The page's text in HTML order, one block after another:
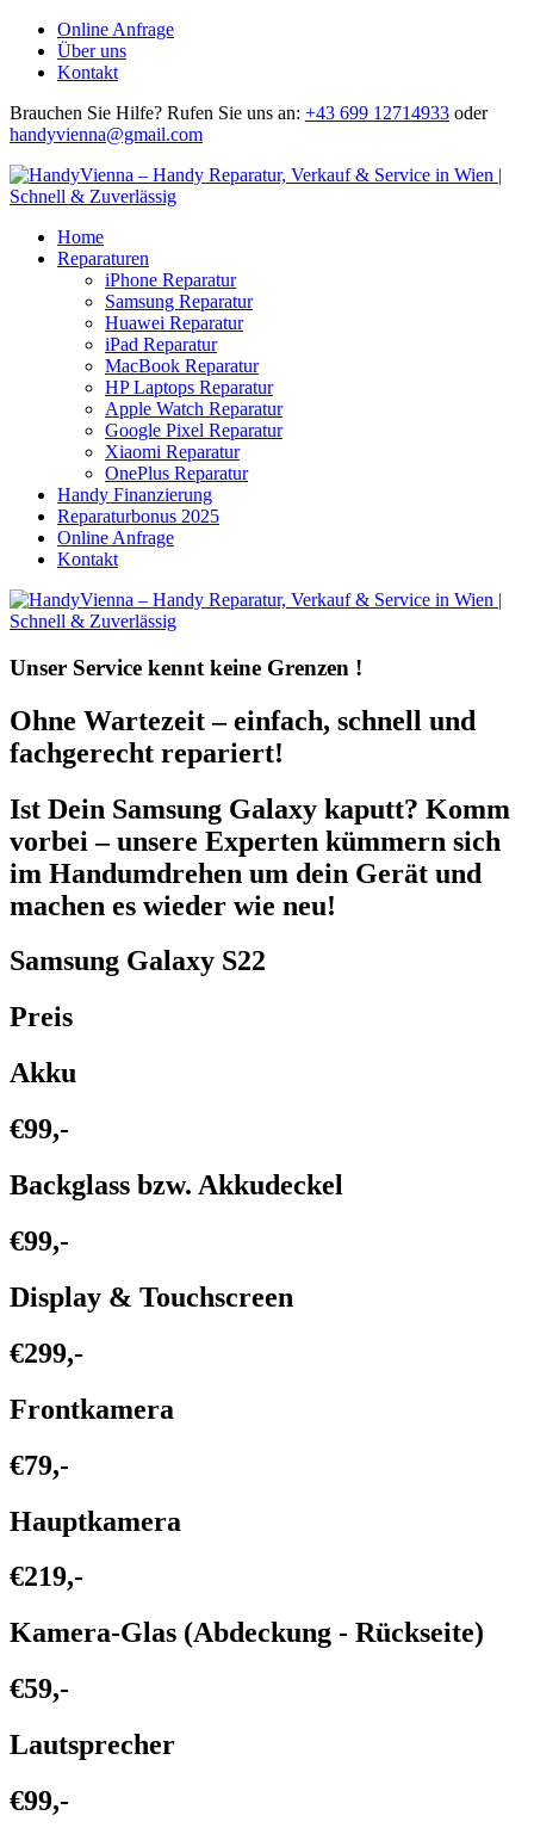
Online Anfrage
Über uns
Kontakt
Brauchen Sie Hilfe? Rufen Sie uns an: +43 699 12714933 oder
handyvienna@gmail.com
Home
Reparaturen
iPhone Reparatur
Samsung Reparatur
Huawei Reparatur
iPad Reparatur
MacBook Reparatur
HP Laptops Reparatur
Apple Watch Reparatur
Google Pixel Reparatur
Xiaomi Reparatur
OnePlus Reparatur
Handy Finanzierung
Reparaturbonus 2025
Online Anfrage
Kontakt
Unser Service kennt keine Grenzen !
Ohne Wartezeit – einfach, schnell und
fachgerecht repariert!
Ist Dein Samsung Galaxy kaputt? Komm
vorbei – unsere Experten kümmern sich
im Handumdrehen um dein Gerät und
machen es wieder wie neu!
Samsung Galaxy S22
Preis
Akku
€99,-
Backglass bzw. Akkudeckel
€99,-
Display & Touchscreen
€299,-
Frontkamera
€79,-
Hauptkamera
€219,-
Kamera-Glas (Abdeckung - Rückseite)
€59,-
Lautsprecher
€99,-